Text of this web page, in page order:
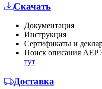
Скачать
Документация
Инструкция
Сертификаты и
Поиск описания AEP
тут
Доставка